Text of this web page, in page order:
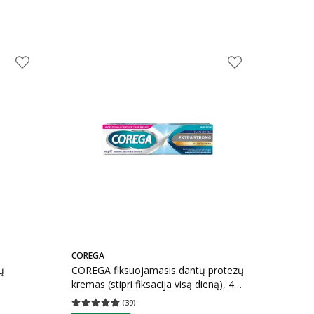
COREGA
COREGA fiksuojamasis dantų protezų
kremas (stipri fiksacija visą dieną), 40
g
(39)
Vidutinis įvertinimas 4.82